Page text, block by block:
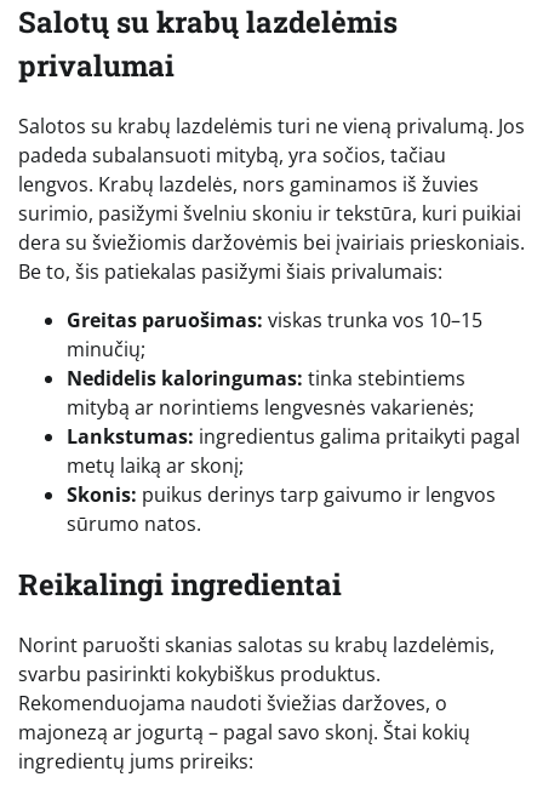
Salotų su krabų lazdelėmis
privalumai
Salotos su krabų lazdelėmis turi ne vieną privalumą. Jos
padeda subalansuoti mitybą, yra sočios, tačiau
lengvos. Krabų lazdelės, nors gaminamos iš žuvies
surimio, pasižymi švelniu skoniu ir tekstūra, kuri puikiai
dera su šviežiomis daržovėmis bei įvairiais prieskoniais.
Be to, šis patiekalas pasižymi šiais privalumais:
Greitas paruošimas: viskas trunka vos 10–15
minučių;
Nedidelis kaloringumas: tinka stebintiems
mitybą ar norintiems lengvesnės vakarienės;
Lankstumas: ingredientus galima pritaikyti pagal
metų laiką ar skonį;
Skonis: puikus derinys tarp gaivumo ir lengvos
sūrumo natos.
Reikalingi ingredientai
Norint paruošti skanias salotas su krabų lazdelėmis,
svarbu pasirinkti kokybiškus produktus.
Rekomenduojama naudoti šviežias daržoves, o
majonezą ar jogurtą – pagal savo skonį. Štai kokių
ingredientų jums prireiks: